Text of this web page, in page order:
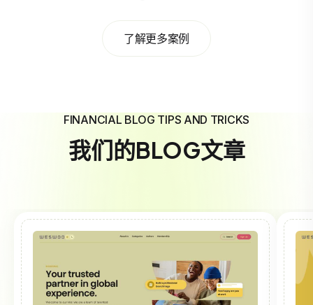
了解更多案例
FINANCIAL BLOG TIPS AND TRICKS
我们的BLOG文章